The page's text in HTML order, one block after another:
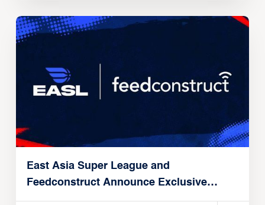
East Asia Super League and
Feedconstruct Announce Exclusive
Global Partnership